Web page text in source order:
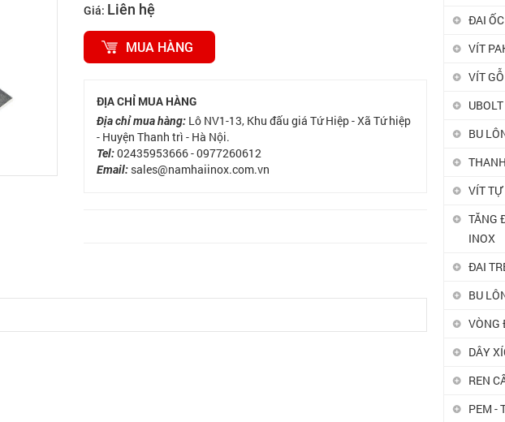
Giá: Liên hệ
MUA HÀNG
ĐỊA CHỈ MUA HÀNG
Địa chỉ mua hàng: Lô NV1-13, Khu đấu giá Tứ Hiệp - Xã Tứ hiệp
- Huyện Thanh trì - Hà Nội.
Tel:02435953666 - 0977260612
Email: sales@namhaiinox.com.vn
ĐAI
VÍT
VÍT
BU
VÍT
TĂNG
INOX
ĐAI
BU
VÒNG
DÂY
REN
PEM -